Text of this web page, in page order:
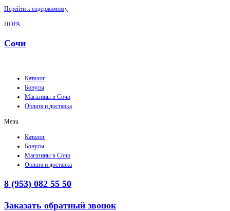
Перейти к содержимому
НОРА
Сочи
Каталог
Бонусы
Магазины в Сочи
Оплата и доставка
Menu
Каталог
Бонусы
Магазины в Сочи
Оплата и доставка
8 (953) 082 55 50
Заказать обратный звонок